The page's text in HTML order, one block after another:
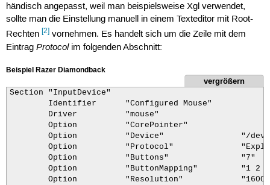
händisch angepasst, weil man beispielsweise Xgl verwendet,
sollte man die Einstellung manuell in einem Texteditor mit Root-
Rechten [2]vornehmen. Es handelt sich um die Zeile mit dem
Eintrag Protocolim folgenden Abschnitt:
Beispiel Razer Diamondback
vergrößern
Section "InputDevice"
        Identifier      "Configured Mouse"
        Driver          "mouse"
        Option          "CorePointer"
Option          "Device"                "/
Option          "Protocol"
        Option          "Buttons"               "7"
Option          "ButtonMapping"         "1 2
        Option          "Resolution"            "1600"